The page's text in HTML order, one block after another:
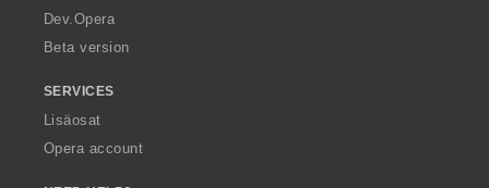
a
Dev.Opera
Beta version
SERVICES
Lisäosat
Opera account